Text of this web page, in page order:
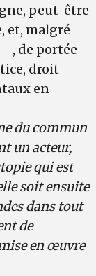
peut-être
et, malgré
de portée
droit
en
du commun
un acteur,
qui est
soit ensuite
dans tout
de
en œuvre